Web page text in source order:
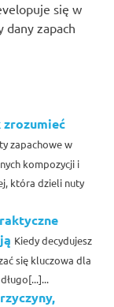
się w
dany zapach
zrozumieć
zapachowe w
kompozycji i
która dzieli nuty
Kiedy decydujesz
się kluczowa dla